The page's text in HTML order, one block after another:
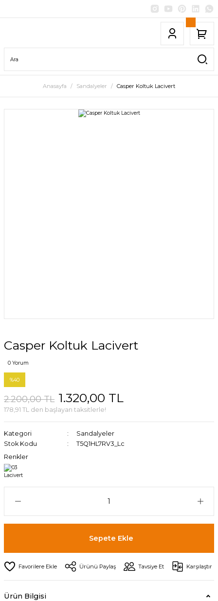
Anasayfa Sandalyeler Casper Koltuk Lacivert
Casper Koltuk Lacivert
0 Yorum
%40
2.200,00 TL 1.320,00 TL
178,91 TL den başlayan taksitlerle!
Kategori
Sandalyeler
Stok Kodu
T5Q1HL7RV3_Lc
Renkler
Sepete Ekle
Ürünü Paylaş Tavsiye Et Karşılaştır
Ürün Bilgisi